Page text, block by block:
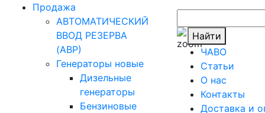
Продажа
АВТОМАТИЧЕСКИЙ
ВВОД РЕЗЕРВА
(АВР)
Генераторы новые
Дизельные
генераторы
Бензиновые
Найти
ЧАВО
Cтатьи
O нас
Контакты
Доставка и